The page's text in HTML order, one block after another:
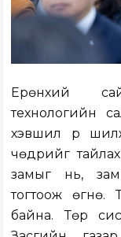
Ерөнхий
технологийн
хэвшил рүү
чөдрийг
замыг нь,
тогтоож өгнө.
байна. Төр